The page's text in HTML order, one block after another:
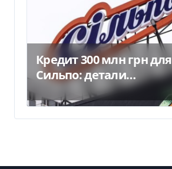
Кредит 300 млн грн для
Сильпо: детали
соглашения с
Ощадбанком